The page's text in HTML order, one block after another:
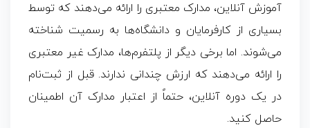
آموزش آنلاین، مدارک معتبری را ارائه می‌دهند که توسط
بسیاری از کارفرمایان و دانشگاه‌ها به رسمیت شناخته
می‌شوند. اما برخی دیگر از پلتفرم‌ها، مدارک غیر معتبری
را ارائه می‌دهند که ارزش چندانی ندارند. قبل از ثبت‌نام
در یک دوره آنلاین، حتماً از اعتبار مدارک آن اطمینان
حاصل کنید.